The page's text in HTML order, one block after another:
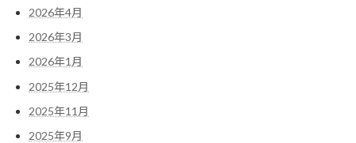
2026年4月
2026年3月
2026年1月
2025年12月
2025年11月
2025年9月